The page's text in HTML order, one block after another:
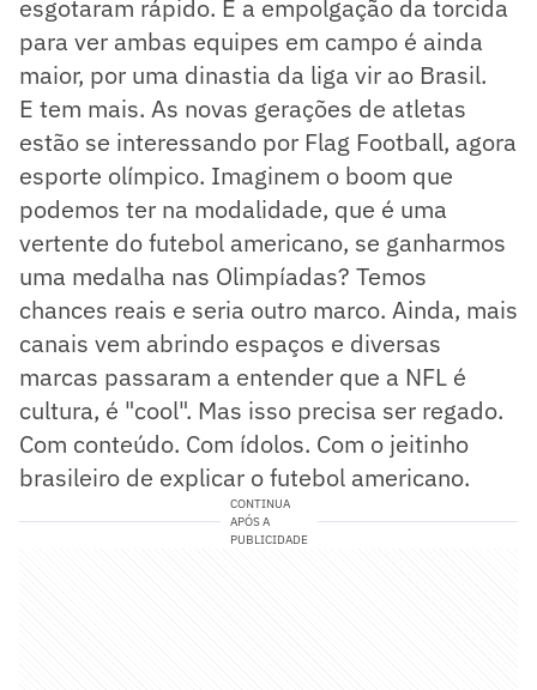
esgotaram rápido. E a empolgação da torcida
para ver ambas equipes em campo é ainda
maior, por uma dinastia da liga vir ao Brasil.
E tem mais. As novas gerações de atletas
estão se interessando por Flag Football, agora
esporte olímpico. Imaginem o boom que
podemos ter na modalidade, que é uma
vertente do futebol americano, se ganharmos
uma medalha nas Olimpíadas? Temos
chances reais e seria outro marco. Ainda, mais
canais vem abrindo espaços e diversas
marcas passaram a entender que a NFL é
cultura, é "cool". Mas isso precisa ser regado.
Com conteúdo. Com ídolos. Com o jeitinho
brasileiro de explicar o futebol americano.
CONTINUA
APÓS A
PUBLICIDADE